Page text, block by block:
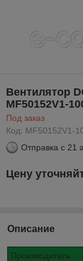
Вентилятор
MF50152V1-
Под заказ
Код: MF50152V1-
Отправка с 21
Цену
Описание
Производитель